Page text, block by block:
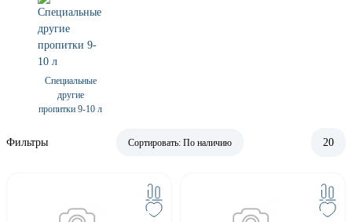
Специальные
другие
пропитки 9-10 л
Фильтры Сортировать: По наличию 20